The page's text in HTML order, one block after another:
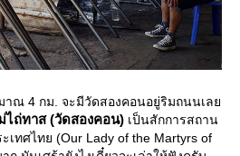
าณ 4 กม. จะมีวัดสองคอนอยู่ริมถนนเล
ถ่ทาส (วัดสองคอน) เป็นสักการสถาน
ทศไทย (Our Lady of the Martyrs of